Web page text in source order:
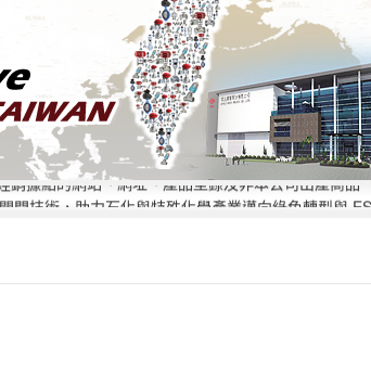
本公司名義遭冒用之聲明
銷據點的網站、網址、產品型錄及非本公司出產商品
門技術，助力石化與特殊化學產業邁向綠色轉型與